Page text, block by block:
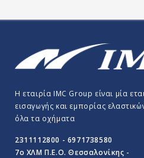
Η εταιρία IMC Group είναι μία
εισαγωγής και εμπορίας
όλα τα οχήματα
2311112800 - 6971738580
7o ΧΛΜ Π.E.O. Θεσσαλονίκης -